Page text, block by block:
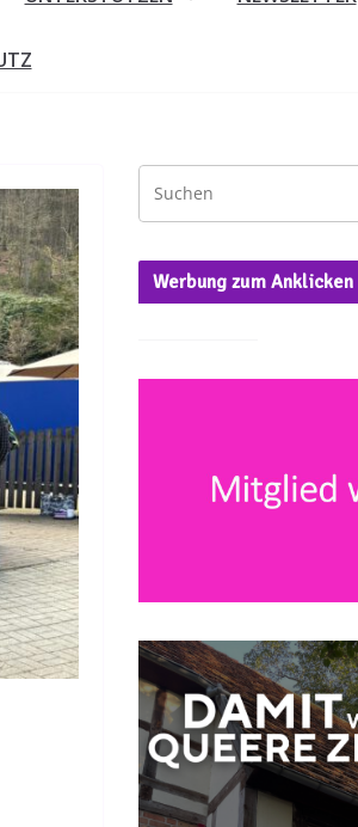
Werbung zum Anklicken